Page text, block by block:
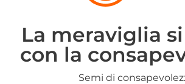
La meraviglia
con la
Semi di